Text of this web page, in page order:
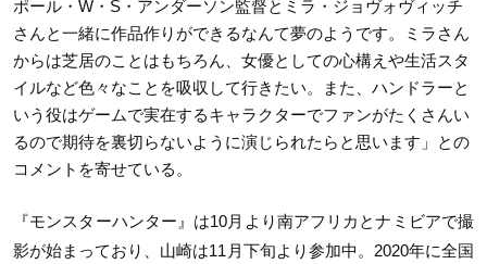
ポール・W・S・アンダーソン監督とミラ・ジョヴォヴィッチ
さんと一緒に作品作りができるなんて夢のようです。ミラさん
からは芝居のことはもちろん、女優としての心構えや生活スタ
イルなど色々なことを吸収して行きたい。また、ハンドラーと
いう役はゲームで実在するキャラクターでファンがたくさんい
るので期待を裏切らないように演じられたらと思います」との
コメントを寄せている。
『モンスターハンター』は10月より南アフリカとナミビアで撮
影が始まっており、山崎は11月下旬より参加中。2020年に全国